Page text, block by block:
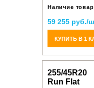
Наличие
59 255 руб./
КУПИТЬ В 1
255/45R20
Run Flat